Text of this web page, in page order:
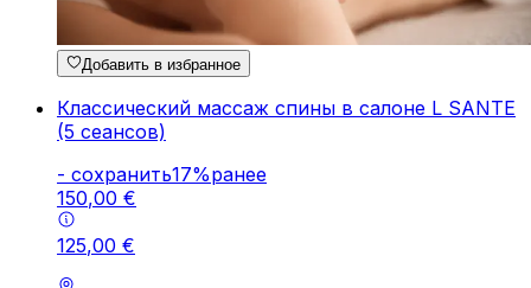
Добавить в избранное
Классический массаж спины в салоне L SANTE
(5 сеансов)
- cохранить17%ранее
150,00 €
125,00 €